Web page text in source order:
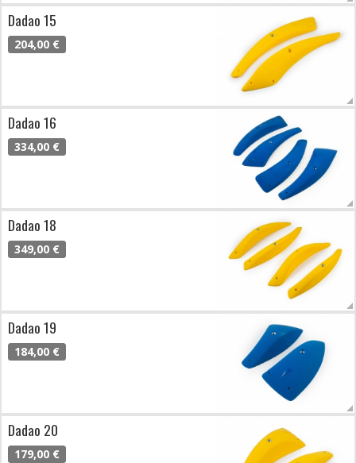
Dadao 15
204,00 €
Dadao 16
334,00 €
Dadao 18
349,00 €
Dadao 19
184,00 €
Dadao 20
179,00 €